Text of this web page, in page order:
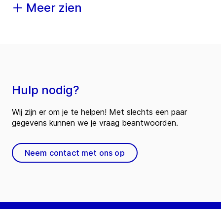
Meer zien
Hulp nodig?
Wij zijn er om je te helpen! Met slechts een paar
gegevens kunnen we je vraag beantwoorden.
Neem contact met ons op